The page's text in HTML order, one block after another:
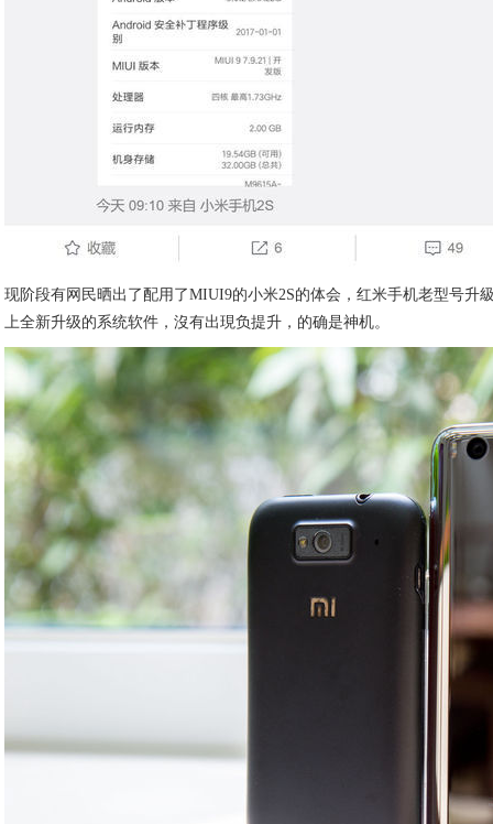
现阶段有网民晒出了配用了MIUI9的小米2S的体会，红米手机老型号
上全新升级的系统软件，沒有出現负提升，的确是神机。